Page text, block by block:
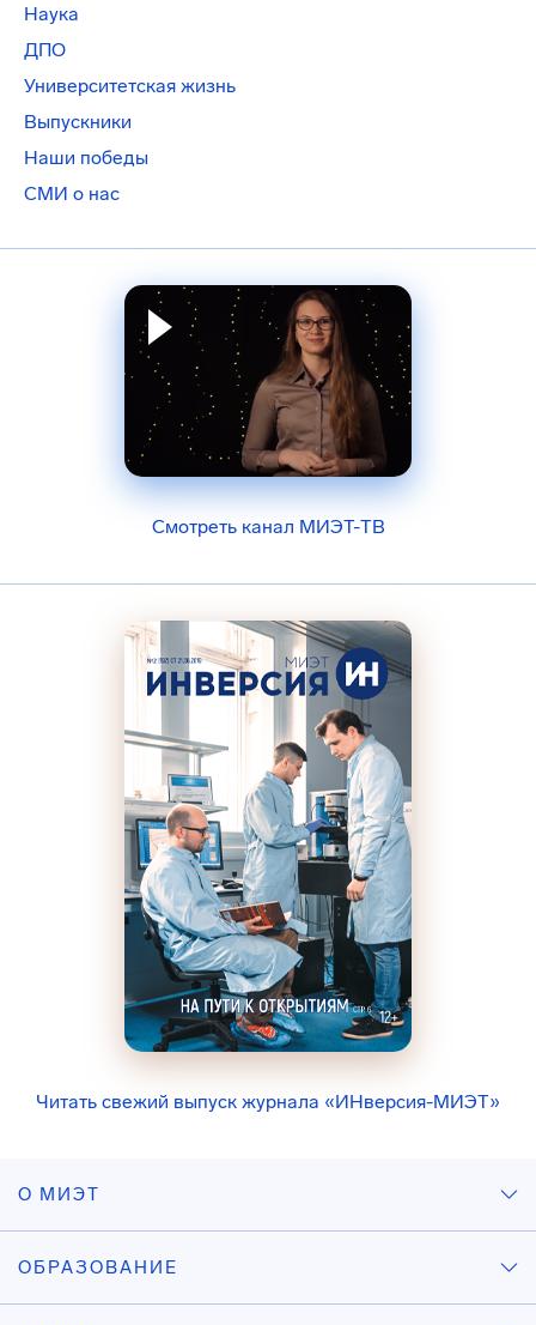
Наука
ДПО
Университетская жизнь
Выпускники
Наши победы
СМИ о нас
Смотреть канал МИЭТ-ТВ
Читать свежий выпуск журнала «ИНверсия-МИЭТ»
О МИЭТ
ОБРАЗОВАНИЕ